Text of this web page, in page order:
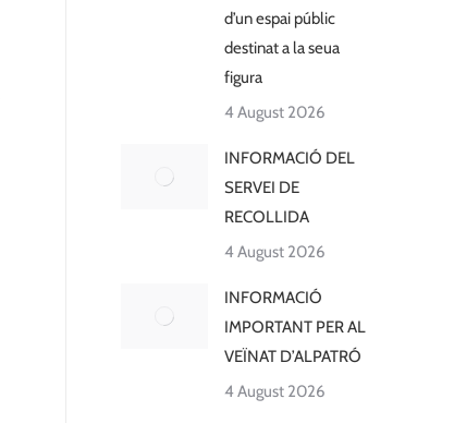
d’un espai públic
destinat a la seua
figura
4 August 2026
INFORMACIÓ DEL
SERVEI DE
RECOLLIDA
4 August 2026
INFORMACIÓ
IMPORTANT PER AL
VEÏNAT D’ALPATRÓ
4 August 2026